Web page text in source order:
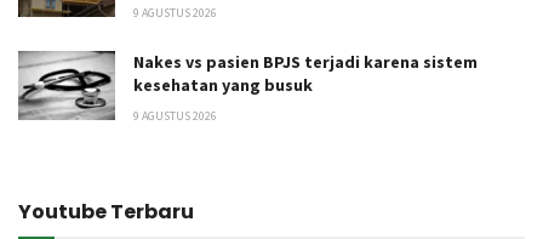
9 AGUSTUS 2026
Nakes vs pasien BPJS terjadi karena sistem
kesehatan yang busuk
9 AGUSTUS 2026
Youtube Terbaru